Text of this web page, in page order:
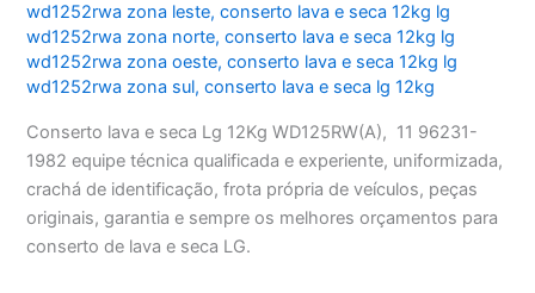
wd1252rwa zona leste,conserto lava e seca 12kg lg
wd1252rwa zona norte,conserto lava e seca 12kg lg
wd1252rwa zona oeste,conserto lava e seca 12kg lg
wd1252rwa zona sul,conserto lava e seca lg 12kg
Conserto lava e seca Lg 12Kg WD125RW(A), 11 96231-
1982 equipe técnica qualificada e experiente, uniformizada,
crachá de identificação, frota própria de veículos, peças
originais, garantia e sempre os melhores orçamentos para
conserto de lava e seca LG.